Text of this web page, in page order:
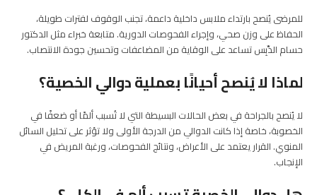
للمرضى يُنصح بارتداء ملابس داخلية داعمة، تجنب الوقوف لفترات طويلة،
الحفاظ على وزن صحي، وإجراء الفحوصات الدورية. متابعة خبراء مثل الدكتور
حسام الدِّبِس تساعد على الوقاية من المضاعفات وتحسين جودة الانتصاب.
لماذا لا يُنصح أحيانًا بعملية دوالي الخصية؟
لا يُنصح بالجراحة في بعض الحالات البسيطة التي لا تُسبب ألمًا أو ضعفًا في
الخصوبة، خاصة إذا كانت الدوالي من الدرجة الأولى ولا تؤثر على تحليل السائل
المنوي. القرار يعتمد على الأعراض، ونتائج الفحوصات، ورغبة المريض في
الإنجاب.